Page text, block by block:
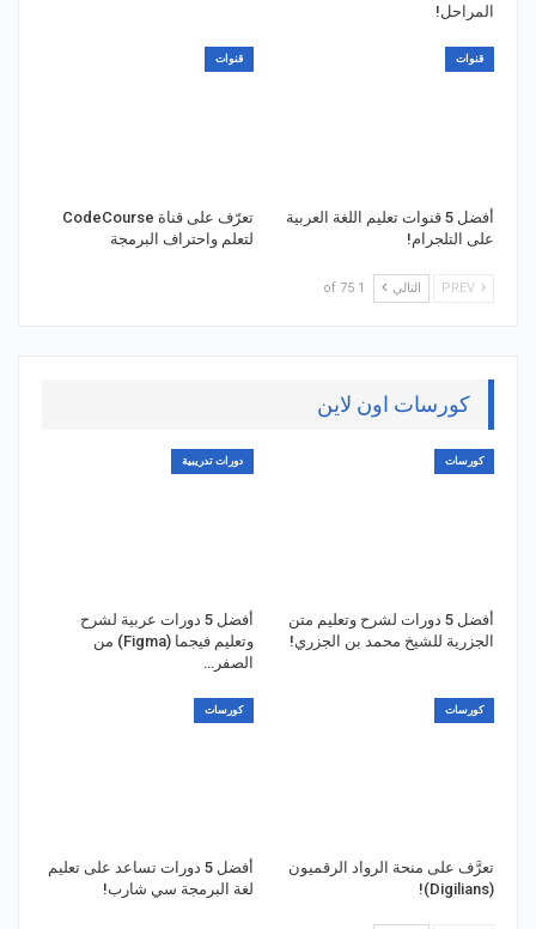
المراحل!
قنوات
أفضل 5 قنوات تعليم اللغة العربية
على التلجرام!
قنوات
تعرّف على قناة CodeCourse
لتعلم واحتراف البرمجة
التالي 1 of 75
كورسات اون لاين
كورسات
أفضل 5 دورات لشرح وتعليم متن
الجزرية للشيخ محمد بن الجزري!
دورات تدريبية
أفضل 5 دورات عربية لشرح
وتعليم فيجما (Figma) من
الصفر…
كورسات
تعرَّف على منحة الرواد الرقميون
(Digilians)!
كورسات
أفضل 5 دورات تساعد على تعليم
لغة البرمجة سي شارب!